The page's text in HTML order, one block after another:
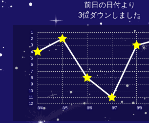
前日の日付より
3位ダウンしました
8/4 8/5 8/6 8/7 8/8
12
11
10
9
8
7
6
5
4
3
2
1